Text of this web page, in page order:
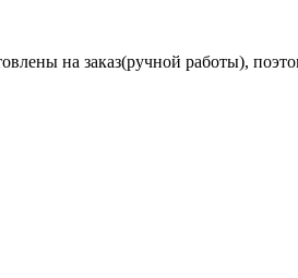
на заказ(ручной работы),